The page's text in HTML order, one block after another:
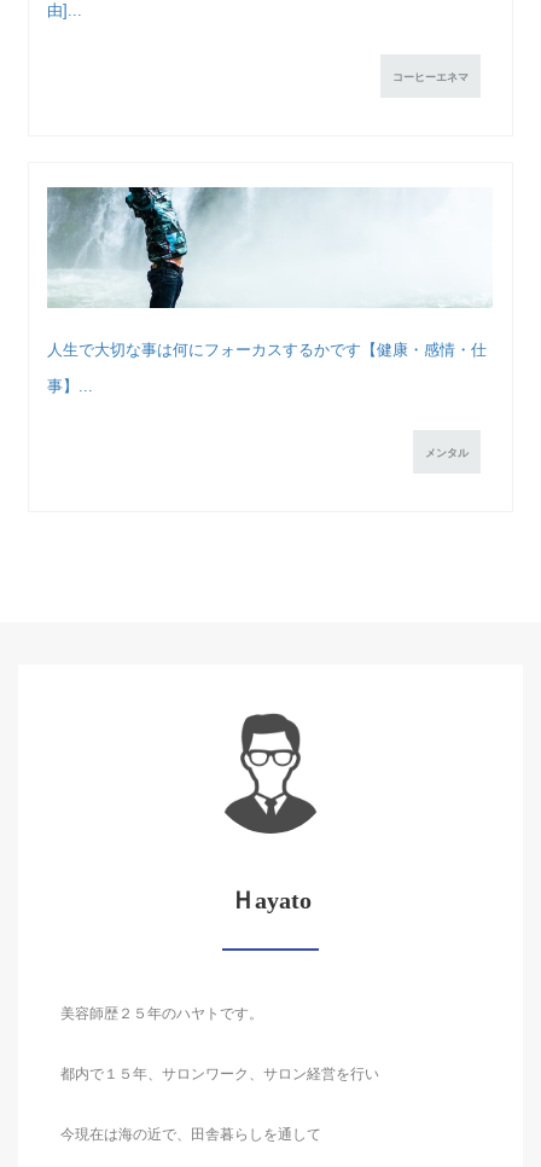
由]...
コーヒーエネマ
人生で大切な事は何にフォーカスするかです【健康・感情・仕
事】...
メンタル
Ｈayato
美容師歴２５年のハヤトです。
都内で１５年、サロンワーク、サロン経営を行い
今現在は海の近で、田舎暮らしを通して